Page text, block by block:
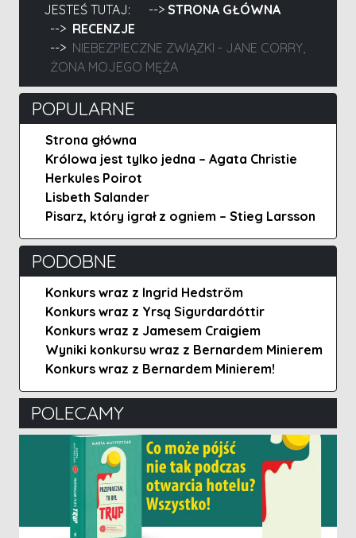
JESTEŚ TUTAJ:
STRONA GŁÓWNA
RECENZJE
NIEBEZPIECZNE ZWIĄZKI - JANE CORRY,
ŻONA MOJEGO MĘŻA
POPULARNE
Strona główna
Królowa jest tylko jedna – Agata Christie
Herkules Poirot
Lisbeth Salander
Pisarz, który igrał z ogniem – Stieg Larsson
PODOBNE
Konkurs wraz z Ingrid Hedström
Konkurs wraz z Yrsą Sigurdardóttir
Konkurs wraz z Jamesem Craigiem
Wyniki konkursu wraz z Bernardem Minierem
Konkurs wraz z Bernardem Minierem!
POLECAMY